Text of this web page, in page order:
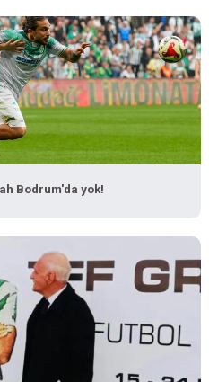
Bodrum'da yok!